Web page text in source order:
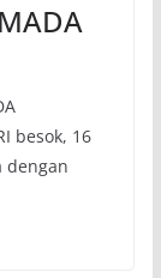
besok, 16
dengan